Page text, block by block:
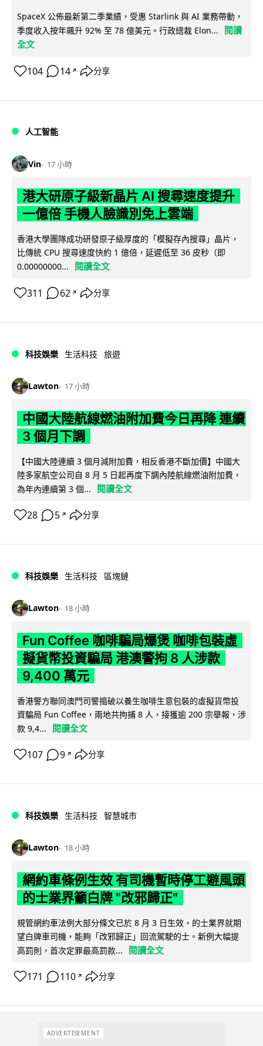
SpaceX 公佈最新第二季業績，受惠 Starlink 與 AI 業務帶動，
季度收入按年飆升 92% 至 78 億美元。行政總裁 Elon...
閱讀
全文
104 14 ↗ 分享
人工智能
Vin 17 小時
港大研原子級新晶片 AI 搜尋速度提升
一億倍 手機人臉識別免上雲端
香港大學團隊成功研發原子級厚度的「模擬存內搜尋」晶片，
比傳統 CPU 搜尋速度快約 1 億倍，延遲低至 36 皮秒（即
0.00000000...
閱讀全文
311 62 ↗ 分享
科技娛樂 生活科技 旅遊
Lawton 17 小時
中國大陸航線燃油附加費今日再降 連續
3 個月下調
【中國大陸連續 3 個月減附加費，相反香港不斷加價】中國大
陸多家航空公司自 8 月 5 日起再度下調內陸航線燃油附加費，
為年內連續第 3 個...
閱讀全文
28 5 ↗ 分享
科技娛樂 生活科技 區塊鏈
Lawton 18 小時
Fun Coffee 咖啡騙局爆煲 咖啡包裝虛
擬貨幣投資騙局 港澳警拘 8 人涉款
9,400 萬元
香港警方聯同澳門司警搗破以養生咖啡生意包裝的虛擬貨幣投
資騙局 Fun Coffee，兩地共拘捕 8 人，接獲逾 200 宗舉報，涉
款 9,4...
閱讀全文
107 9 ↗ 分享
科技娛樂 生活科技 智慧城市
Lawton 18 小時
網約車條例生效 有司機暫時停工避風頭
的士業界籲白牌 "改邪歸正"
規管網約車法例大部分條文已於 8 月 3 日生效，的士業界就期
望白牌車司機，能夠「改邪歸正」回流駕駛的士。新例大幅提
高罰則，首次定罪最高罰款...
閱讀全文
171 110 ↗ 分享
ADVERTISEMENT